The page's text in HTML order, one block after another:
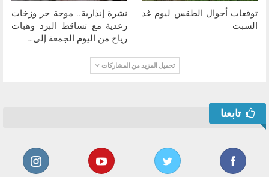
توقعات أحوال الطقس ليوم غد
السبت
نشرة إنذارية.. موجة حر وزخات
رعدية مع تساقط البرد وهبات
رياح من اليوم الجمعة إلى…
تحميل المزيد من المشاركات
تابعنا